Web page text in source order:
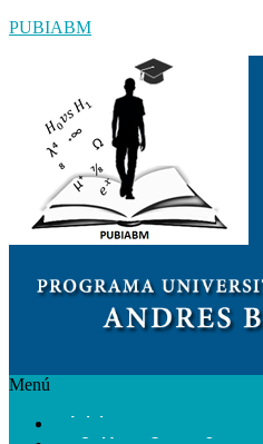
PUBIABM
Menú
Inicio